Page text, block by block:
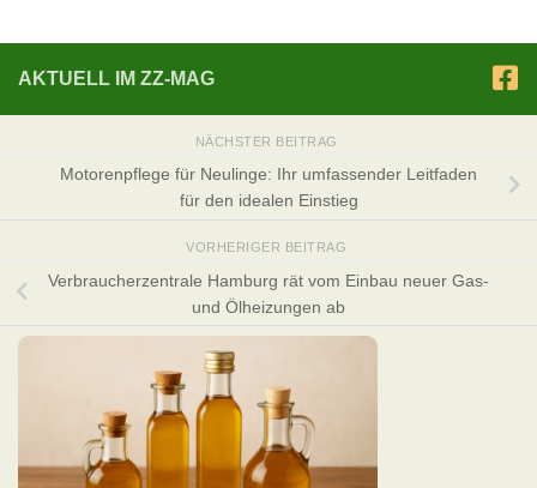
AKTUELL IM ZZ-MAG
NÄCHSTER BEITRAG
Motorenpflege für Neulinge: Ihr umfassender Leitfaden
für den idealen Einstieg
VORHERIGER BEITRAG
Verbraucherzentrale Hamburg rät vom Einbau neuer Gas-
und Ölheizungen ab